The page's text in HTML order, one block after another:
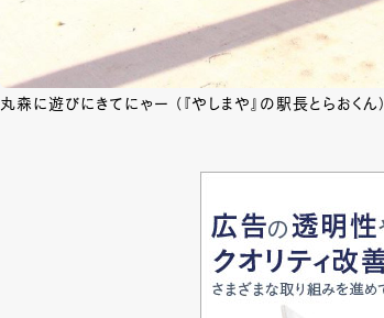
丸森に遊びにきてにゃー （『やしまや』の駅長とらおくん）